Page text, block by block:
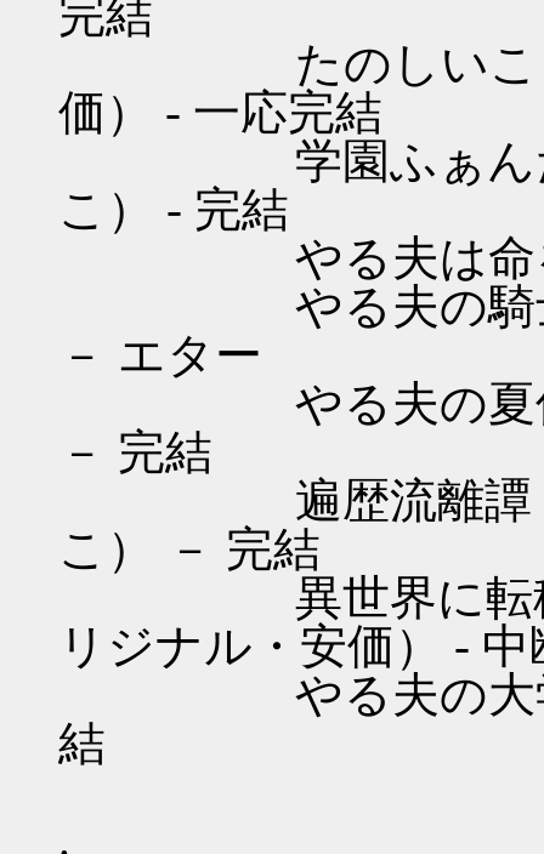
完結
たのしいこうこ
価） - 一応完結
学園ふぁんたじ
こ） - 完結
やる夫は命を的
やる夫の騎士道
－ エター
やる夫の夏休み
－ 完結
遍歴流離譚 （オ
こ） － 完結
異世界に転移し
リジナル・安価） - 中
やる夫の大学生
結
.